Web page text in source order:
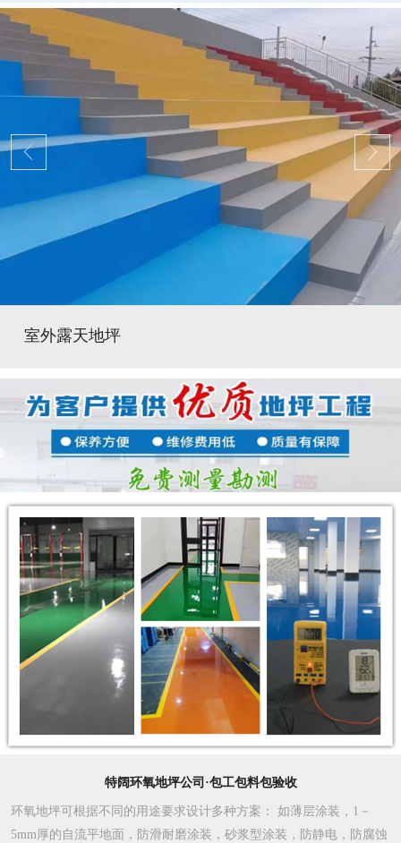
室外露天地坪
特阔环氧地坪公司·包工包料包验收
环氧地坪可根据不同的用途要求设计多种方案 ： 如薄层涂装，1－
5mm厚的自流平地面，防滑耐磨涂装，砂浆型涂装，防静电，防腐蚀